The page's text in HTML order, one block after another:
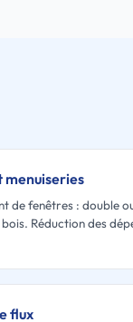
menuiseries
de fenêtres : double
Réduction des
flux